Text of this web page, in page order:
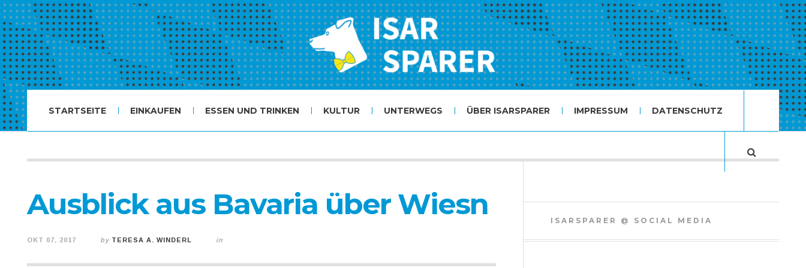
STARTSEITE EINKAUFEN ESSEN UND TRINKEN KULTUR UNTERWEGS ÜBER ISARSPARER IMPRESSUM DATENSCHUTZ
Ausblick aus Bavaria über Wiesn
OKT 07, 2017 by TERESA A. WINDERL in
ISARSPARER @ SOCIAL MEDIA